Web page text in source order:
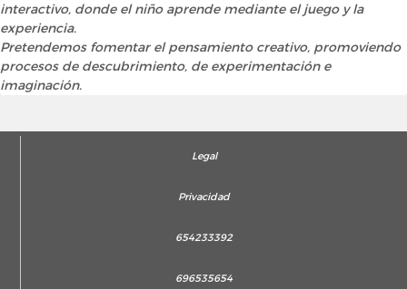
interactivo, donde el niño aprende mediante el juego y la
experiencia.
Pretendemos fomentar el pensamiento creativo, promoviendo
procesos de descubrimiento, de experimentación e
imaginación.
Legal
Privacidad
654233392
696535654